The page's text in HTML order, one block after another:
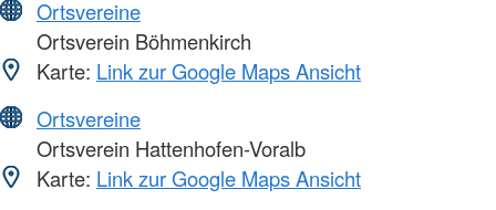
Ortsvereine
Ortsverein Böhmenkirch
Karte: Link zur Google Maps Ansicht
Ortsvereine
Ortsverein Hattenhofen-Voralb
Karte: Link zur Google Maps Ansicht